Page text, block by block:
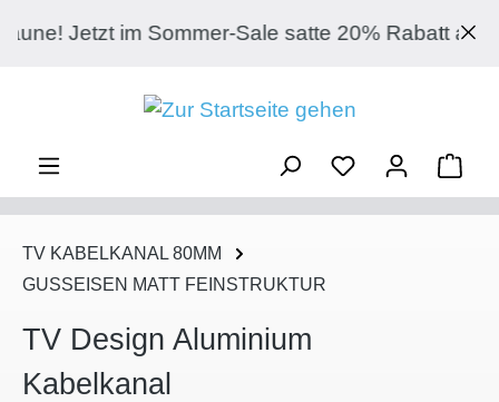
Zum Hauptinhalt springen
Jetzt im Sommer-Sale satte 20% Rabatt
TV KABELKANAL 80MM
GUSSEISEN MATT FEINSTRUKTUR
TV Design Aluminium
Kabelkanal